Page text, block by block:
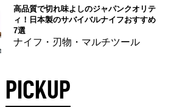
高品質で切れ味よしのジャパンクオリテ
ィ！日本製のサバイバルナイフおすすめ
7選
ナイフ・刃物・マルチツール
PICKUP